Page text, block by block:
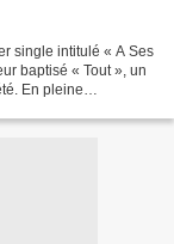
single intitulé « A Ses
baptisé « Tout », un
En pleine